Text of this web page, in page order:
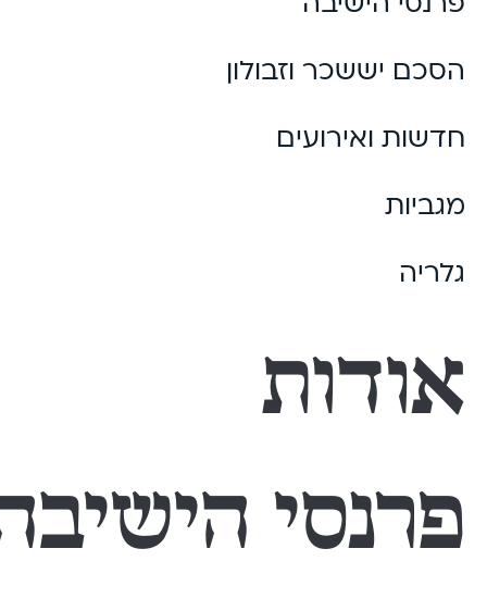
הסכם יששכר וזבולון
חדשות ואירועים
מגביות
גלריה
אודות
פרנסי